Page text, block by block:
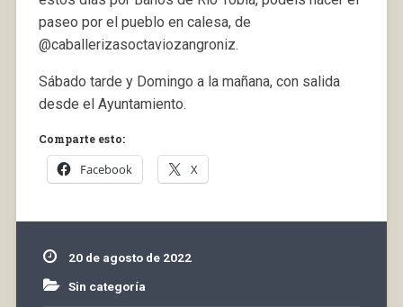
paseo por el pueblo en calesa, de
@caballerizasoctaviozangroniz.
Sábado tarde y Domingo a la mañana, con salida
desde el Ayuntamiento.
Comparte esto:
Facebook X
20 de agosto de 2022
Sin categoría